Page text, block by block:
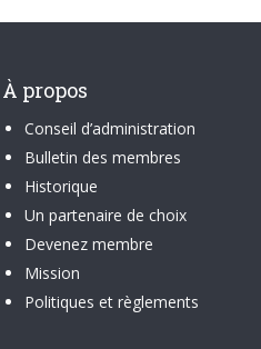
À propos
Conseil d’administration
Bulletin des membres
Historique
Un partenaire de choix
Devenez membre
Mission
Politiques et règlements